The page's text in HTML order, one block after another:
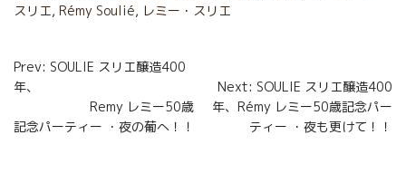
o
r
e
スリエ, Rémy Soulié, レミー・スリエ
Navigation
de
l’article
Prev: SOULIE スリエ醸造400
年、
Remy レミー50歳
記念パーティー ・夜の葡へ！！
Next: SOULIE スリエ醸造400
年、Rémy レミー50歳記念パー
ティー ・夜も更けて！！